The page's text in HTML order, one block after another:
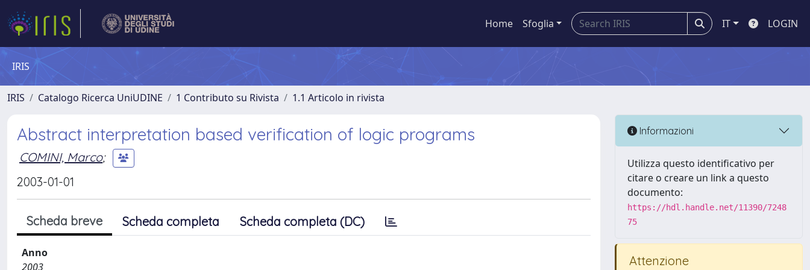
Home Sfoglia IT LOGIN
IRIS
IRIS Catalogo Ricerca UniUDINE 1 Contributo su Rivista 1.1 Articolo in rivista
Abstract interpretation based verification of logic programs
COMINI, Marco;
2003-01-01
Scheda breve Scheda completa Scheda completa (DC)
Anno
2003
Informazioni
Utilizza questo identificativo per
citare o creare un link a questo
documento:
https://hdl.handle.net/11390/7248
75
Attenzione